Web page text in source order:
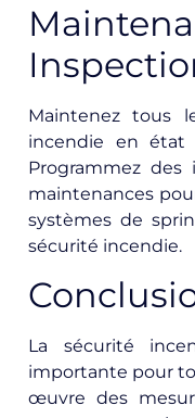
Maintenez tous
incendie en état
Programmez des
maintenances
systèmes de
sécurité incendie.
La sécurité
importante pour
œuvre des